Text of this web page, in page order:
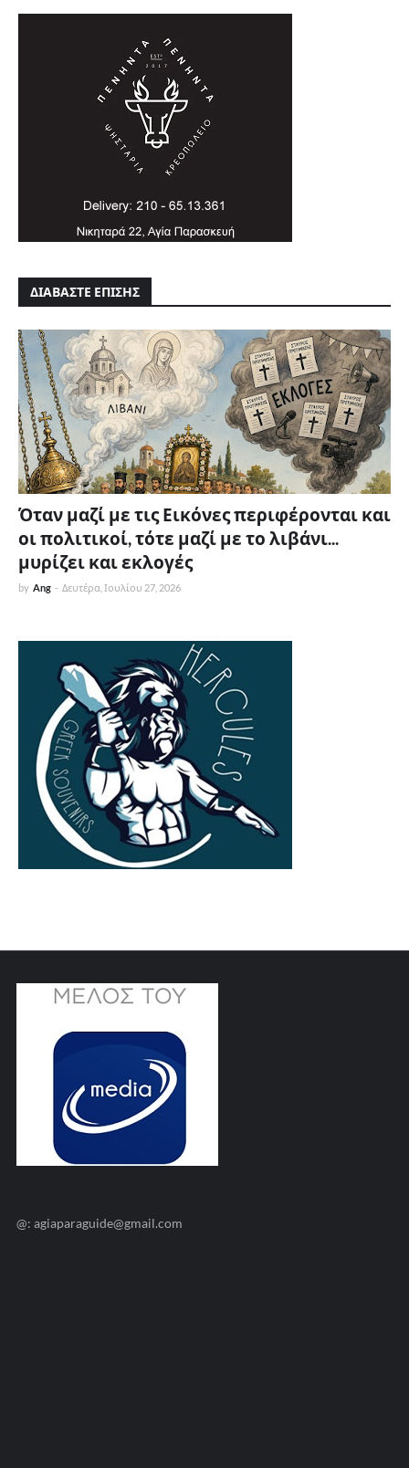
ΔΙΑΒΑΣΤΕ ΕΠΙΣΗΣ
Όταν μαζί με τις Εικόνες περιφέρονται και
οι πολιτικοί, τότε μαζί με το λιβάνι...
μυρίζει και εκλογές
by Ang - Δευτέρα, Ιουλίου 27, 2026
@: agiaparaguide@gmail.com